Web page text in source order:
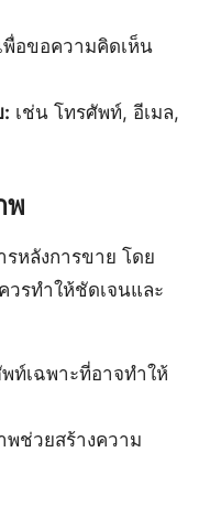
อขอความคิดเห็น
เช่น โทรศัพท์, อีเมล,
พ
รหลังการขาย โดย
วรทำให้ชัดเจนและ
พท์เฉพาะที่อาจทำให้
พช่วยสร้างความ